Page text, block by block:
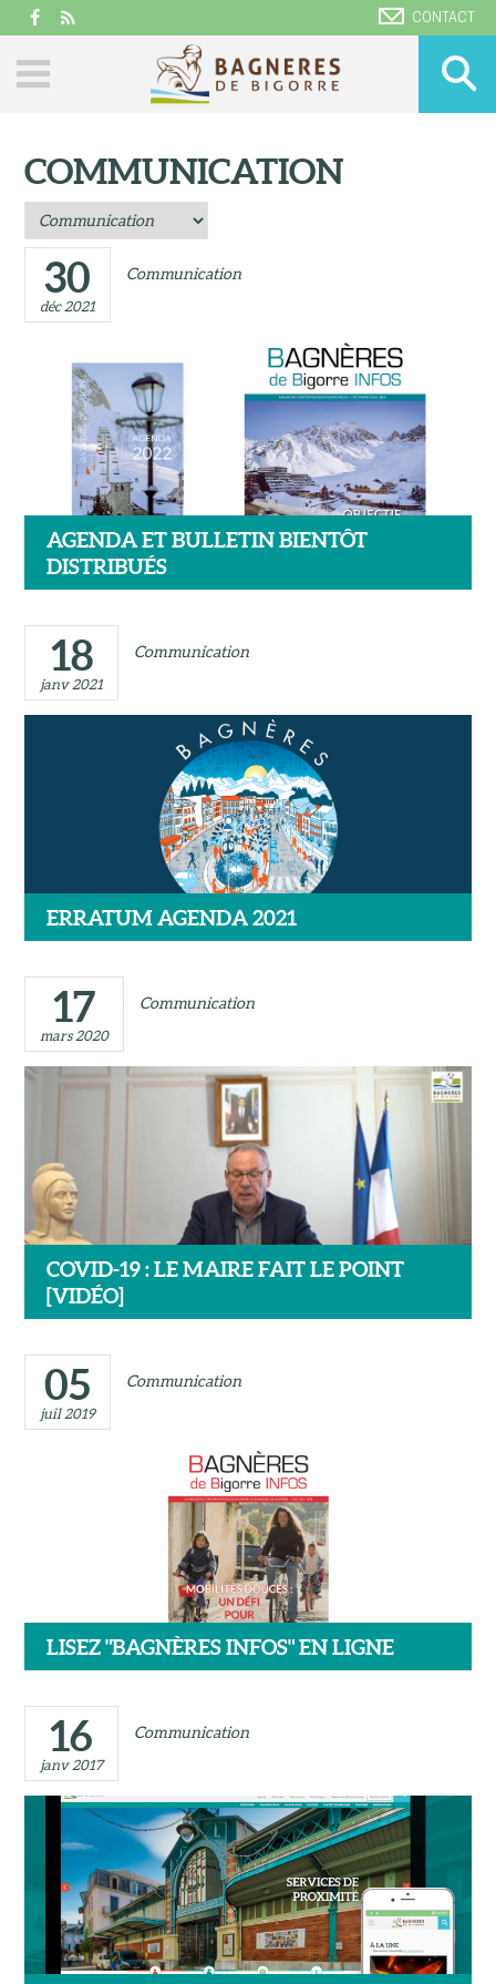
CONTACT
COMMUNICATION
30
déc 2021
Communication
AGENDA ET BULLETIN BIENTÔT
DISTRIBUÉS
18
janv 2021
Communication
ERRATUM AGENDA 2021
17
mars 2020
Communication
COVID-19 : LE MAIRE FAIT LE POINT
[VIDÉO]
05
juil 2019
Communication
LISEZ "BAGNÈRES INFOS" EN LIGNE
16
janv 2017
Communication